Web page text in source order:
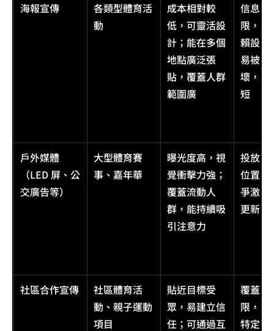
海報宣傳
各類型體育活
動
成本相對較
低，可靈活設
計；能在多個
地點廣泛張
貼，覆蓋人群
範圍廣
信息容
限，吸
賴設計
易被覆
壞，宣
短
戶外媒體
（LED 屏、公
交廣告等）
大型體育賽
事、嘉年華
曝光度高，視
覺衝擊力強；
覆蓋流動人
群，能持續吸
引注意力
投放成
位置與
爭激烈
更新不
社區合作宣傳
社區體育活
動、親子運動
項目
貼近目標受
眾，易建立信
任；可通過互
覆蓋範
限，主
特定社